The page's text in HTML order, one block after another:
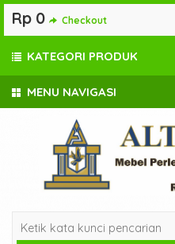
MENU NAVIGASI
Rp 0 Checkout
KATEGORI PRODUK